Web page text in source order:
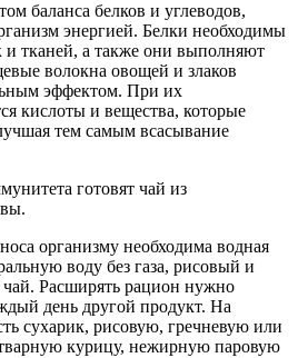
баланса белков и углеводов,
энергией. Белки необходимы
и тканей, а также они выполняют
волокна овощей и злаков
эффектом. При их
кислоты и вещества, которые
тем самым всасывание
готовят чай из
организму необходима водная
воду без газа, рисовый и
чай. Расширять рацион нужно
день другой продукт. На
сухарик, рисовую, гречневую или
курицу, нежирную паровую